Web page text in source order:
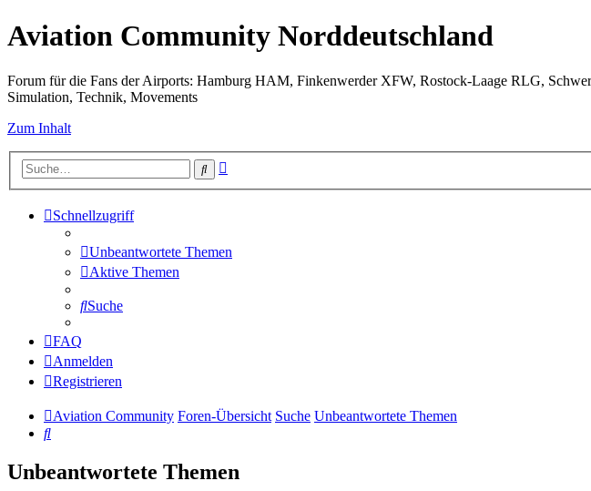
Aviation Community Norddeutschland
Forum für die Fans der Airports: Hamburg HAM, Finkenwerder XFW, Rostock-Laage RLG,
Simulation, Technik, Movements
Zum Inhalt
Suche
Schnellzugriff
Unbeantwortete Themen
Aktive Themen
Suche
FAQ
Anmelden
Registrieren
Aviation Community Foren-Übersicht Suche Unbeantwortete Themen
Suche
Unbeantwortete Themen